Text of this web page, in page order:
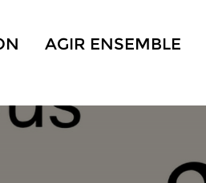
AGIR ENSEMBLE